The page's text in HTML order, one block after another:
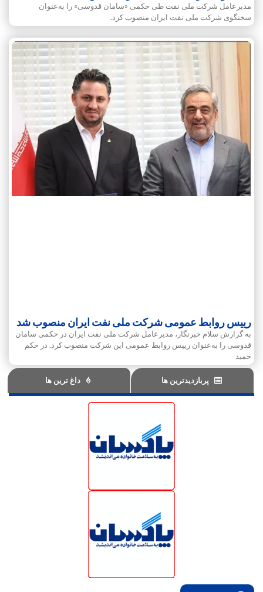
مدیرعامل شرکت ملی نفت طی حکمی «سامان قدوسی» را به‌عنوان
سخنگوی شرکت ملی نفت ایران منصوب کرد.
رییس روابط عمومی شرکت ملی نفت ایران منصوب شد
به گزارش سلام خبرنگار، مدیرعامل شرکت ملی نفت ایران در حکمی سامان
قدوسی را به‌عنوان رییس روابط عمومی این شرکت منصوب کرد. در حکم
حمید
پربازدیدترین ها داغ ترین ها